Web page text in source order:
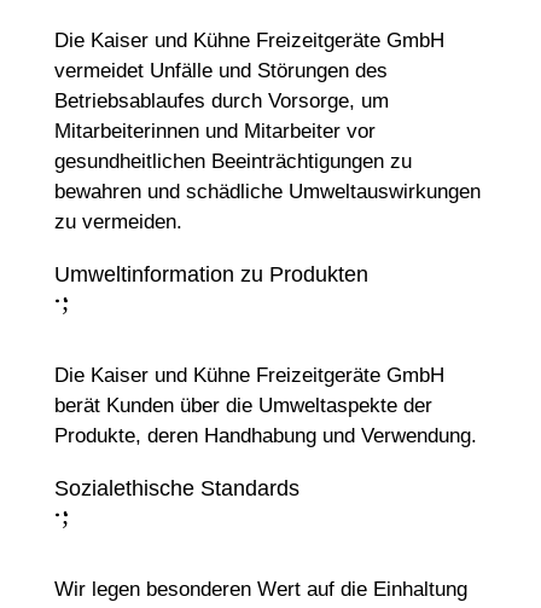
Die Kaiser und Kühne Freizeitgeräte GmbH
vermeidet Unfälle und Störungen des
Betriebsablaufes durch Vorsorge, um
Mitarbeiterinnen und Mitarbeiter vor
gesundheitlichen Beeinträchtigungen zu
bewahren und schädliche Umweltauswirkungen
zu vermeiden.
Umweltinformation zu Produkten
:
;
Die Kaiser und Kühne Freizeitgeräte GmbH
berät Kunden über die Umweltaspekte der
Produkte, deren Handhabung und Verwendung.
Sozialethische Standards
:
;
Wir legen besonderen Wert auf die Einhaltung